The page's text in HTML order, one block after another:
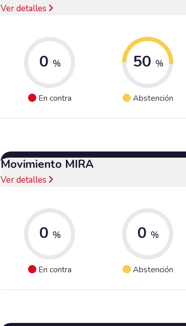
Ver detalles
0 %
En contra
50 %
Abstención
Movimiento MIRA
Ver detalles
0 %
En contra
0 %
Abstención